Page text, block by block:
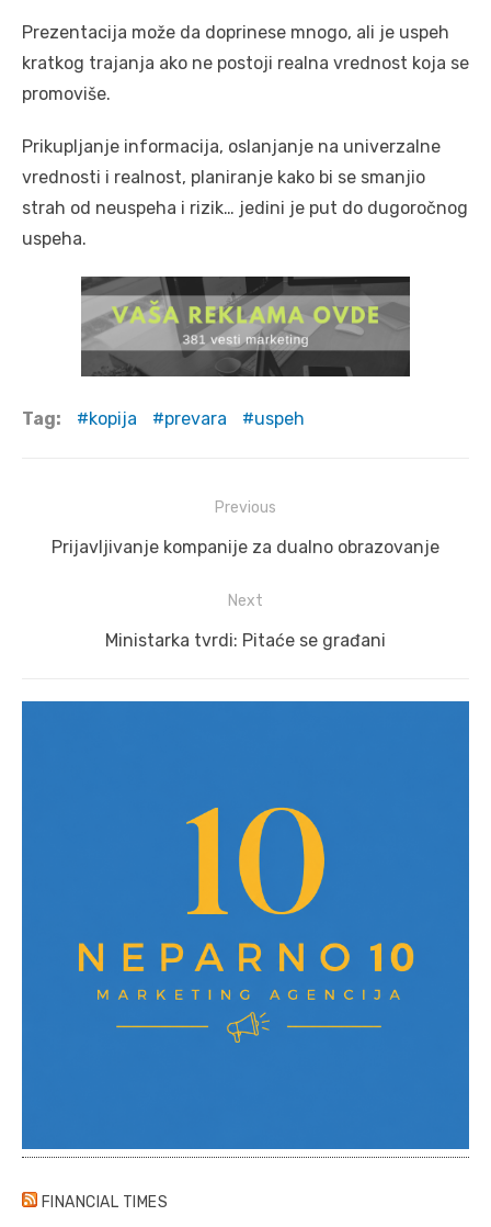
Prezentacija može da doprinese mnogo, ali je uspeh
kratkog trajanja ako ne postoji realna vrednost koja se
promoviše.
Prikupljanje informacija, oslanjanje na univerzalne
vrednosti i realnost, planiranje kako bi se smanjio
strah od neuspeha i rizik… jedini je put do dugoročnog
uspeha.
Tag: kopija prevara uspeh
navigation
Previous
Previous
Prijavljivanje kompanije za dualno obrazovanje
Next
Next
Ministarka tvrdi: Pitaće se građani
FINANCIAL TIMES